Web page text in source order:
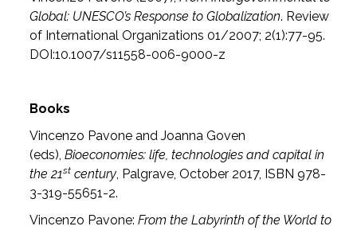
Global: UNESCO’s Response to Globalization. Review
of International Organizations 01/2007; 2(1):77-95.
DOI:10.1007/s11558-006-9000-z
Books
Vincenzo Pavone and Joanna Goven
(eds),Bioeconomies: life, technologies and capital in
the 21st century, Palgrave, October 2017, ISBN 978-
3-319-55651-2.
Vincenzo Pavone:From the Labyrinth of the World to